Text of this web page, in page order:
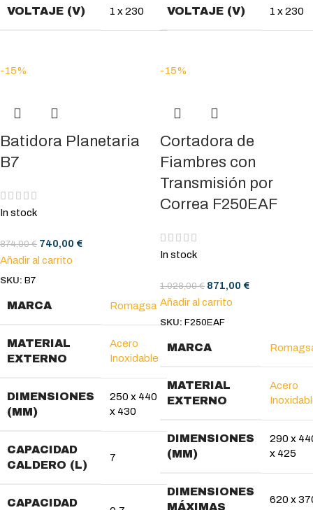
VOLTAJE (V) 1 x 230 VOLTAJE (V) 1 x 230
-15%
Batidora Planetaria
B7
In stock
874,00€ 740,00 €
Añadir al carrito
SKU: B7
MARCA Romagsa
MATERIAL
EXTERNO
Acero
Inoxidable
DIMENSIONES
(MM)
250 x 440
x 430
CAPACIDAD
CALDERO (L)
7
CAPACIDAD
-15%
Cortadora de
Fiambres con
Transmisión por
Correa F250EAF
In stock
1.028,00€ 871,00 €
Añadir al carrito
SKU: F250EAF
MARCA
MATERIAL
EXTERNO
Acero
DIMENSIONES
(MM)
290 x
x 425
DIMENSIONES
MÁXIMAS
620 x